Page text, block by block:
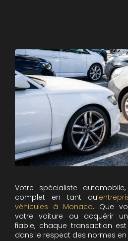
Votre spécialiste
complet en tant qu’
véhicules à Monaco. Que
votre voiture ou acquérir
fiable, chaque transaction
dans le respect des normes en